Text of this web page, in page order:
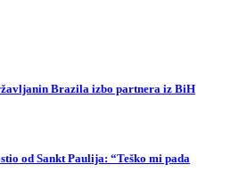
Brazila izbo partnera iz BiH
od Sankt Paulija: “Teško mi pada